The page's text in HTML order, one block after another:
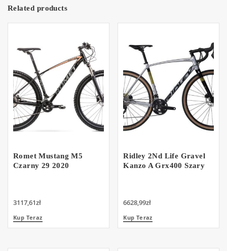
Related products
Romet Mustang M5
Czarny 29 2020
3117,61zł
Kup Teraz
Ridley 2Nd Life Gravel
Kanzo A Grx400 Szary
6628,99zł
Kup Teraz